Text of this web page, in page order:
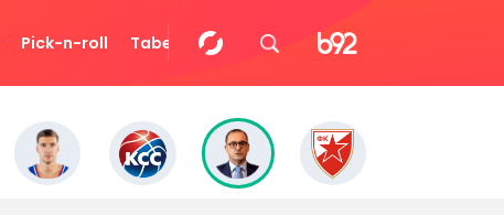
Pick-n-roll Tabela Video Eurocup